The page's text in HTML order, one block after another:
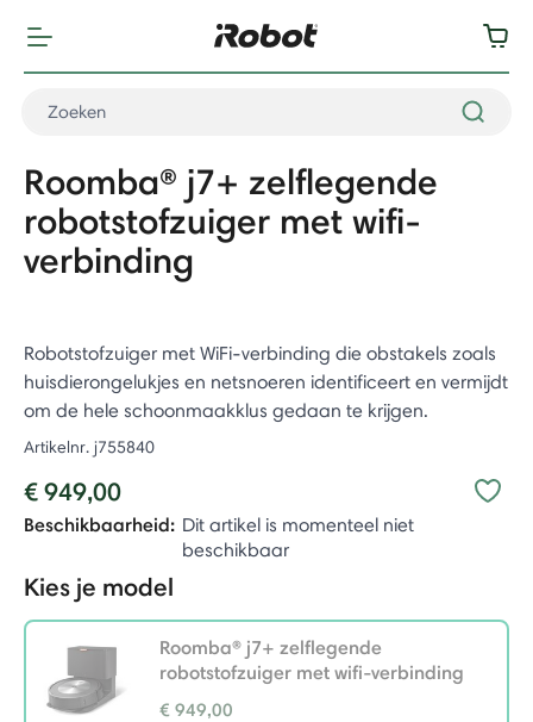
Roomba® j7+ zelflegende
robotstofzuiger met wifi-
verbinding
Robotstofzuiger met WiFi-verbinding die obstakels zoals
huisdierongelukjes en netsnoeren identificeert en vermijdt
om de hele schoonmaakklus gedaan te krijgen.
Artikelnr. j755840
€ 949,00
Beschikbaarheid: Dit artikel is momenteel niet
beschikbaar
Kies je model
Roomba® j7+ zelflegende
robotstofzuiger met wifi-verbinding
€ 949,00